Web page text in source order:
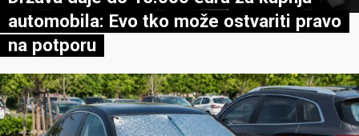
automobila: Evo tko može ostvariti pravo
na potporu